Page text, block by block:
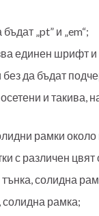
„pt” и „em“;
единен шрифт
да бъдат
и такива,
рамки около
с различен цвят
солидна
солидна рамка;